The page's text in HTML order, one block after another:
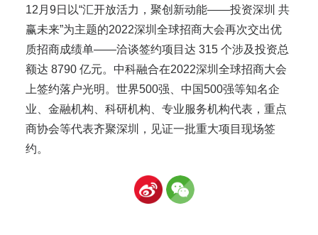
12月9日以“汇开放活力，聚创新动能——投资深圳 共
赢未来”为主题的2022深圳全球招商大会再次交出优
质招商成绩单——洽谈签约项目达 315 个涉及投资总
额达 8790 亿元。中科融合在2022深圳全球招商大会
上签约落户光明。世界500强、中国500强等知名企
业、金融机构、科研机构、专业服务机构代表，重点
商协会等代表齐聚深圳，见证一批重大项目现场签
约。